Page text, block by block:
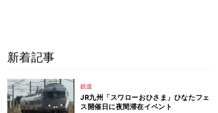
新着記事
鉄道
JR九州「スワローおひさま」ひなたフェ
ス開催日に夜間滞在イベント